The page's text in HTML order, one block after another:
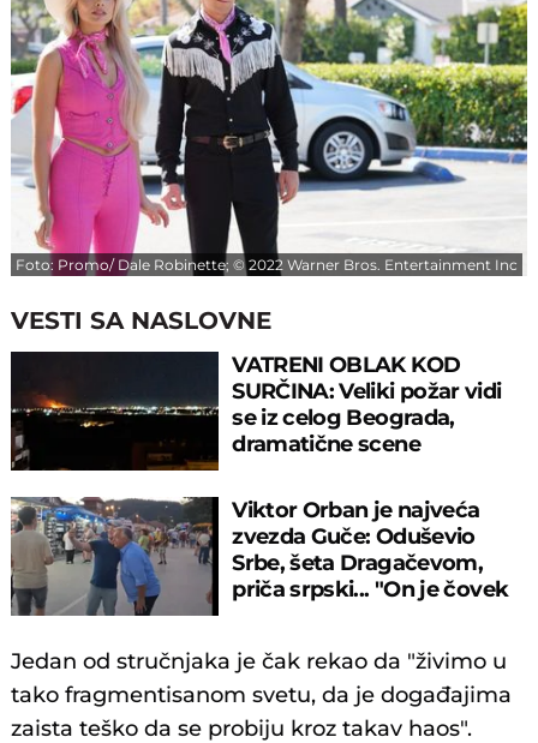
Foto: Promo/ Dale Robinette; © 2022 Warner Bros. Entertainment Inc
VESTI SA NASLOVNE
VATRENI OBLAK KOD
SURČINA: Veliki požar vidi
se iz celog Beograda,
dramatične scene
Viktor Orban je najveća
zvezda Guče: Oduševio
Srbe, šeta Dragačevom,
priča srpski... "On je čovek
Jedan od stručnjaka je čak rekao da "živimo u
tako fragmentisanom svetu, da je događajima
zaista teško da se probiju kroz takav haos".